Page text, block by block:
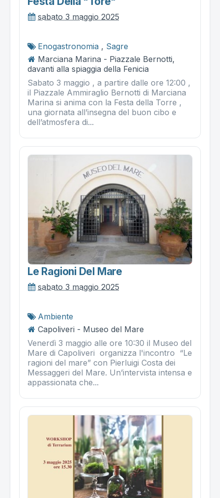
sabato 3 maggio 2025
Enogastronomia , Sagre
Marciana Marina - Piazzale Bernotti,
davanti alla spiaggia della Fenicia
Sabato 3 maggio , a partire dalle ore 12:00 ,
il Piazzale Ammiraglio Bernotti di Marciana
Marina si anima con la Festa della Torre ,
una giornata all’insegna del buon cibo e
dell’atmosfera di...
Le Ragioni Del Mare
sabato 3 maggio 2025
Ambiente
Capoliveri - Museo del Mare
Venerdì 3 maggio alle ore 10:30 il Museo del
Mare di Capoliveri organizza l'incontro “Le
ragioni del mare” con Pierluigi Costa dei
Messaggeri del Mare. Un’intervista intensa e
appassionata che...